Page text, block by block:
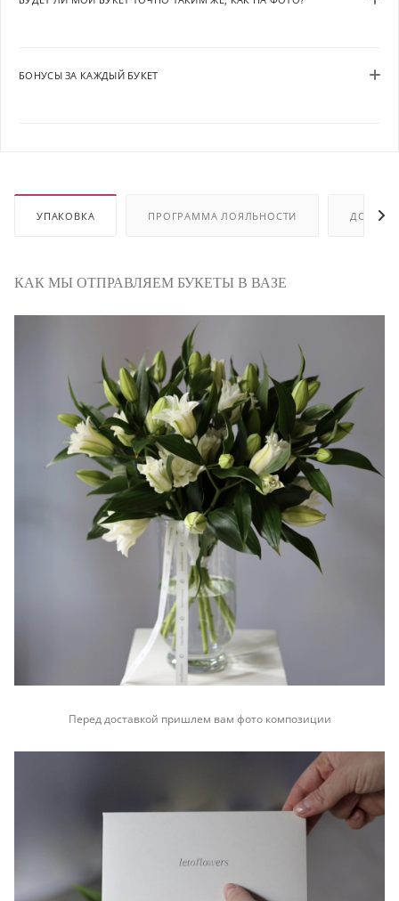
БОНУСЫ ЗА КАЖДЫЙ БУКЕТ
УПАКОВКА ПРОГРАММА ЛОЯЛЬНОСТИ
КАК МЫ ОТПРАВЛЯЕМ БУКЕТЫ В ВАЗЕ
Перед доставкой пришлем вам фото композиции